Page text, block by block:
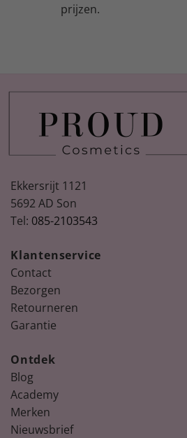
prijzen.
Ekkersrijt 1121
5692 AD Son
Tel: 085-2103543
Klantenservice
Contact
Bezorgen
Retourneren
Garantie
Ontdek
Blog
Academy
Merken
Nieuwsbrief